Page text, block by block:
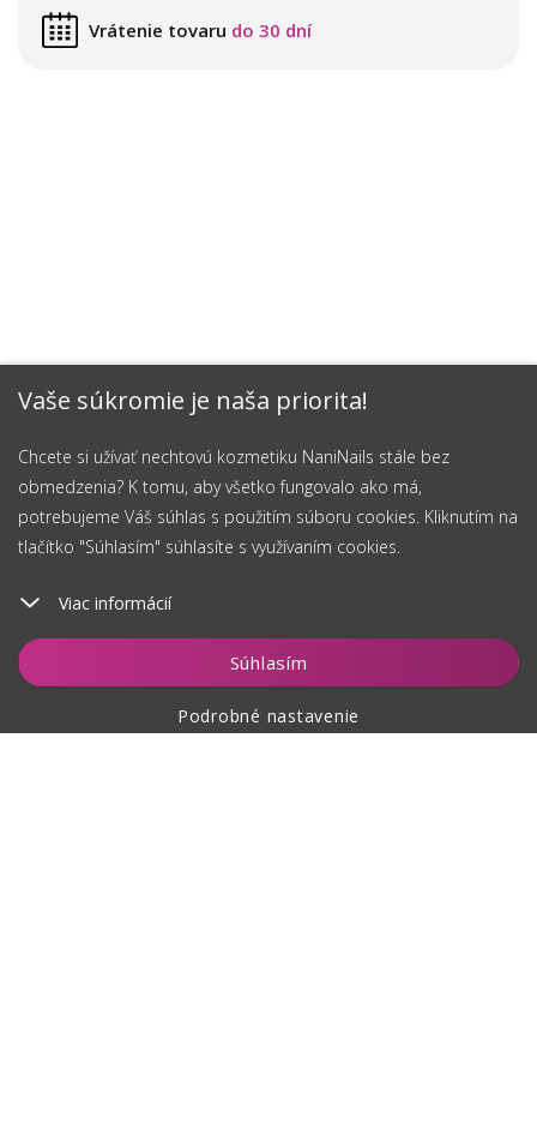
Vaše súkromie je naša priorita!
Chcete si užívať nechtovú kozmetiku NaniNails stále bez
obmedzenia? K tomu, aby všetko fungovalo ako má,
potrebujeme Váš súhlas s použitím súboru cookies. Kliknutím na
tlačítko "Súhlasím" súhlasíte s využívaním cookies.
Viac informácií
Súhlasím
Podrobné nastavenie
Vložiť do košíka
Vrátenie tovaru do 30 dní